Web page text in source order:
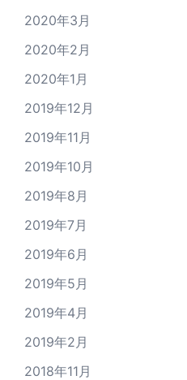
2020年3月
2020年2月
2020年1月
2019年12月
2019年11月
2019年10月
2019年8月
2019年7月
2019年6月
2019年5月
2019年4月
2019年2月
2018年11月